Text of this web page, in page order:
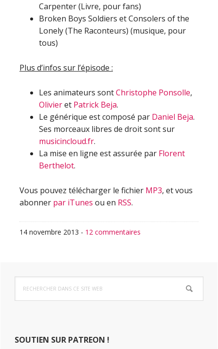
Carpenter (Livre, pour fans)
Broken Boys Soldiers et Consolers of the
Lonely (The Raconteurs) (musique, pour
tous)
Plus d’infos sur l’épisode :
Les animateurs sontChristophe Ponsolle,
Olivieret Patrick Beja.
Le générique est composé par Daniel Beja.
Ses morceaux libres de droit sont sur
musicincloud.fr.
La mise en ligne est assurée par Florent
Berthelot.
Vous pouvez télécharger le fichier MP3, et vous
abonner par iTunes ou en RSS.
14 novembre 2013 - 12 commentaires
Barre
latérale
dans
ce
SOUTIEN SUR PATREON !